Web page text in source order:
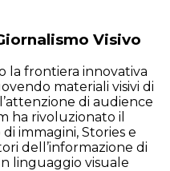
Visivo
la frontiera innovativa
materiali visivi di
di audience
ha rivoluzionato il
immagini, Stories e
dell’informazione di
linguaggio visuale